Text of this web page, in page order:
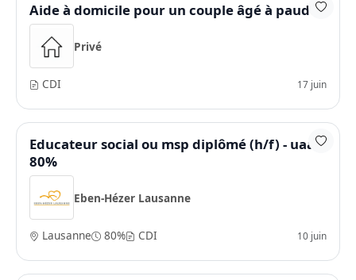
Aide à domicile pour un couple âgé à paudex
Privé
CDI 17 juin
Educateur social ou msp diplômé (h/f) - uaa -
80%
Eben-Hézer Lausanne
Lausanne 80% CDI 10 juin